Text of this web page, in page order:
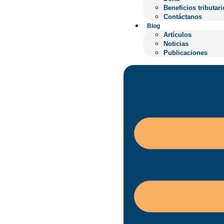
Beneficios
Contáctanos
Blog
Artículos
Noticias
Publicaciones
Noticias
Publicaciones